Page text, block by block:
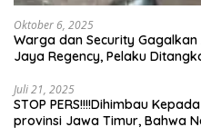
Oktober 6, 2025
Warga dan Security
Jaya Regency, Pelaku
Juli 21, 2025
STOP PERS!!!!Dihimbau
provinsi Jawa Timur, Bahwa